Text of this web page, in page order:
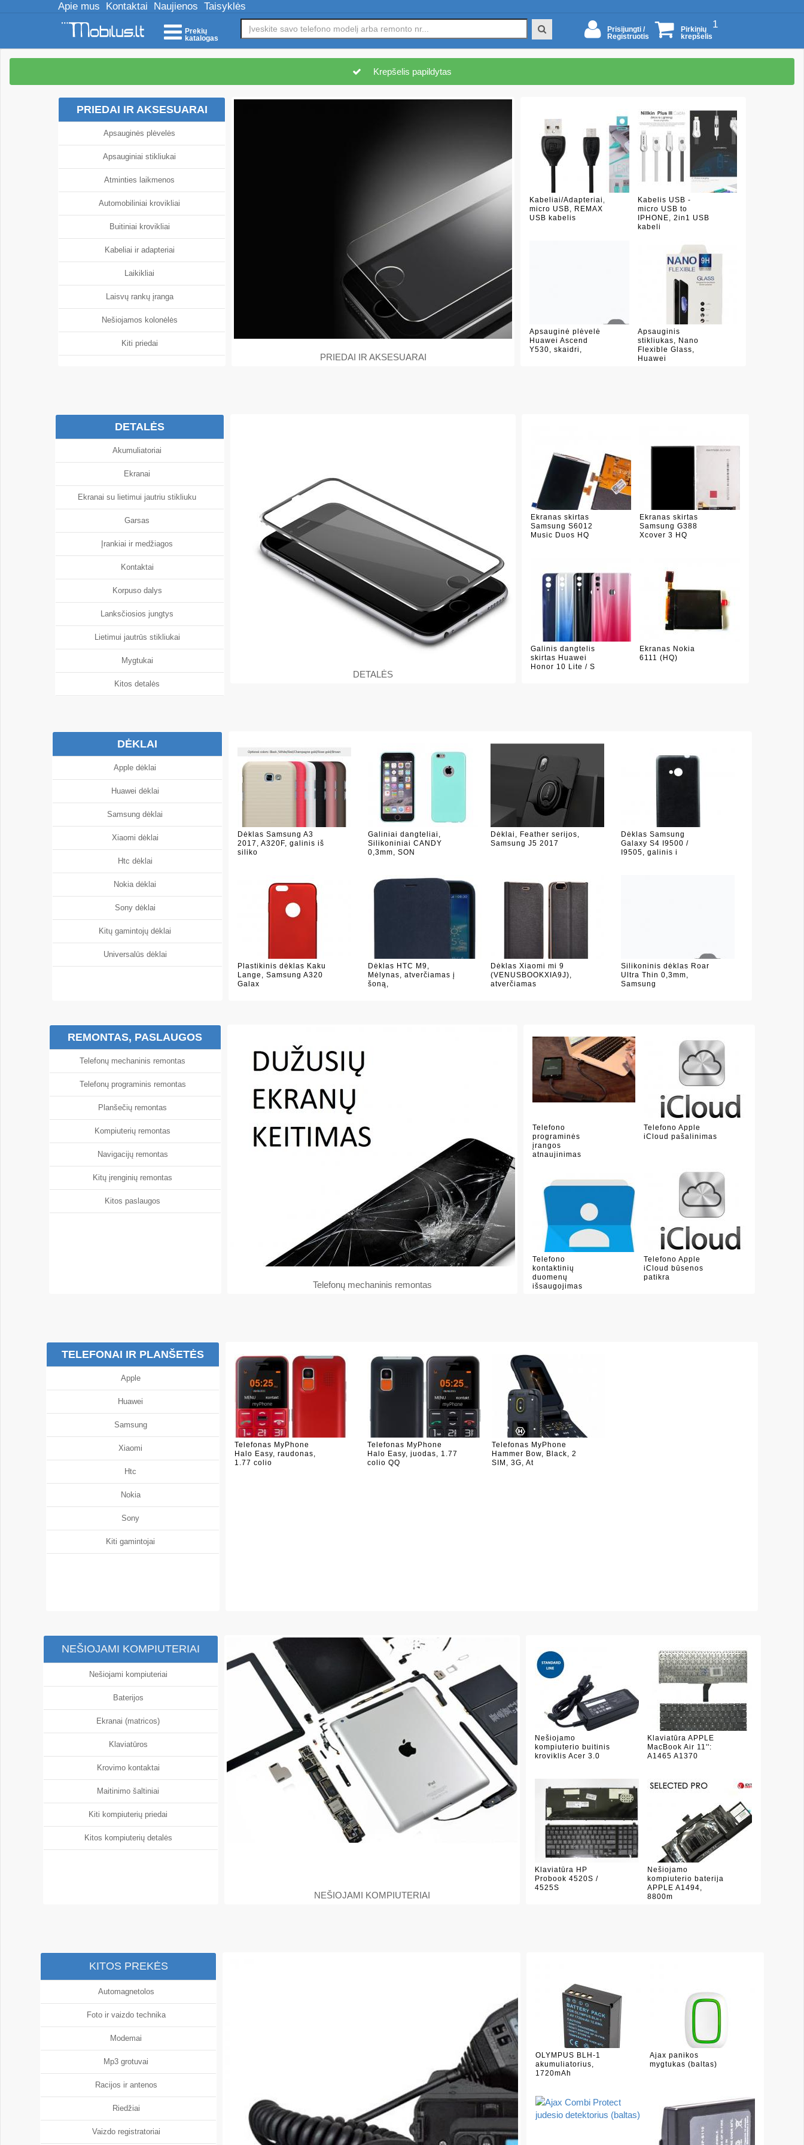
Apie mus Kontaktai Naujienos Taisyklės
Prekių
katalogas
Prisijungti /
Registruotis
1
Pirkinių
krepšelis
Krepšelis papildytas
PRIEDAI IR AKSESUARAI
Apsauginės plėvelės
Apsauginiai stikliukai
Atminties laikmenos
Automobiliniai krovikliai
Buitiniai krovikliai
Kabeliai ir adapteriai
Laikikliai
Laisvų rankų įranga
Nešiojamos kolonėlės
Kiti priedai
PRIEDAI IR AKSESUARAI
Kabeliai/Adapteriai,
micro USB, REMAX
USB kabelis
Kabelis USB -
micro USB to
IPHONE, 2in1 USB
kabeli
Apsauginė plėvelė
Huawei Ascend
Y530, skaidri,
Apsauginis
stikliukas, Nano
Flexible Glass,
Huawei
DETALĖS
Akumuliatoriai
Ekranai
Ekranai su lietimui jautriu stikliuku
Garsas
Įrankiai ir medžiagos
Kontaktai
Korpuso dalys
Lanksčiosios jungtys
Lietimui jautrūs stikliukai
Mygtukai
Kitos detalės
DETALĖS
Ekranas skirtas
Samsung S6012
Music Duos HQ
Ekranas skirtas
Samsung G388
Xcover 3 HQ
Galinis dangtelis
skirtas Huawei
Honor 10 Lite / S
Ekranas Nokia
6111 (HQ)
DĖKLAI
Apple dėklai
Huawei dėklai
Samsung dėklai
Xiaomi dėklai
Htc dėklai
Nokia dėklai
Sony dėklai
Kitų gamintojų dėklai
Universalūs dėklai
Dėklas Samsung A3
2017, A320F, galinis iš
siliko
Galiniai dangteliai,
Silikoniniai CANDY
0,3mm, SON
Dėklai, Feather serijos,
Samsung J5 2017
Dėklas Samsung
Galaxy S4 I9500 /
I9505, galinis i
Plastikinis dėklas Kaku
Lange, Samsung A320
Galax
Dėklas HTC M9,
Mėlynas, atverčiamas į
šoną,
Dėklas Xiaomi mi 9
(VENUSBOOKXIA9J),
atverčiamas
Silikoninis dėklas Roar
Ultra Thin 0,3mm,
Samsung
REMONTAS, PASLAUGOS
Telefonų mechaninis remontas
Telefonų programinis remontas
Planšečių remontas
Kompiuterių remontas
Navigacijų remontas
Kitų įrenginių remontas
Kitos paslaugos
Telefonų mechaninis remontas
Telefono
programinės
įrangos
atnaujinimas
Telefono Apple
iCloud pašalinimas
Telefono
kontaktinių
duomenų
išsaugojimas
Telefono Apple
iCloud būsenos
patikra
TELEFONAI IR PLANŠETĖS
Apple
Huawei
Samsung
Xiaomi
Htc
Nokia
Sony
Kiti gamintojai
Telefonas MyPhone
Halo Easy, raudonas,
1.77 colio
Telefonas MyPhone
Halo Easy, juodas, 1.77
colio QQ
Telefonas MyPhone
Hammer Bow, Black, 2
SIM, 3G, At
NEŠIOJAMI KOMPIUTERIAI
Nešiojami kompiuteriai
Baterijos
Ekranai (matricos)
Klaviatūros
Krovimo kontaktai
Maitinimo šaltiniai
Kiti kompiuterių priedai
Kitos kompiuterių detalės
NEŠIOJAMI KOMPIUTERIAI
Nešiojamo
kompiuterio buitinis
kroviklis Acer 3.0
Klaviatūra APPLE
MacBook Air 11'':
A1465 A1370
Klaviatūra HP
Probook 4520S /
4525S
Nešiojamo
kompiuterio baterija
APPLE A1494,
8800m
KITOS PREKĖS
Automagnetolos
Foto ir vaizdo technika
Modemai
Mp3 grotuvai
Racijos ir antenos
Riedžiai
Vaizdo registratoriai
OLYMPUS BLH-1
akumuliatorius,
1720mAh
Ajax panikos
mygtukas (baltas)